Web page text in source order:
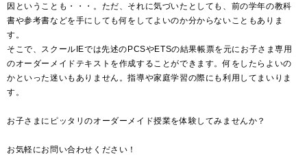
因ということも・・・。ただ、それに気づいたとしても、前の学年の教科
書や参考書などを手にしても何をしてよいのか分からないこともありま
す。
そこで、スクールIEでは先述のPCSやETSの結果帳票を元にお子さま専用
のオーダーメイドテキストを作成することができます。何をしたらよいの
かといった迷いもありません。指導や家庭学習の際にも利用してまいりま
す。
お子さまにピッタリのオーダーメイド授業を体験してみませんか？
お気軽にお問い合わせください！